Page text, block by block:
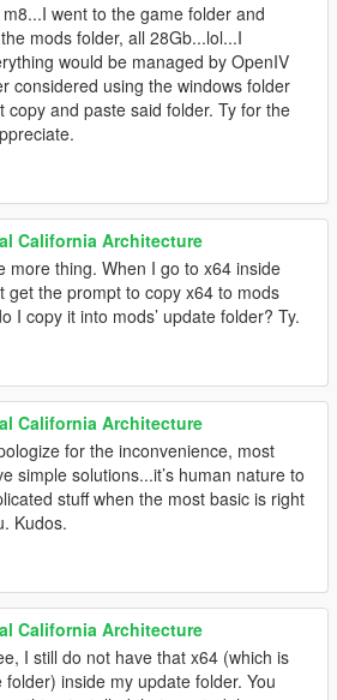
went to the game folder and
mods folder, all 28Gb...lol...I
would be managed by OpenIV
considered using the windows folder
copy and paste said folder. Ty for the
California Architecture
more thing. When I go to x64 inside
get the prompt to copy x64 to mods
I copy it into mods’ update folder? Ty.
California Architecture
for the inconvenience, most
simple solutions...it’s human nature to
stuff when the most basic is right
Kudos.
California Architecture
I still do not have that x64 (which is
folder) inside my update folder. You